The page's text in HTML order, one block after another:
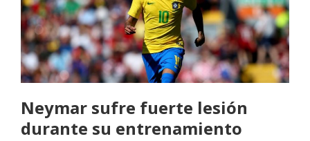
Neymar sufre fuerte lesión
durante su entrenamiento